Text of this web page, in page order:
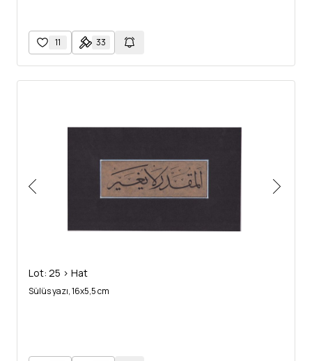
11 33
Lot: 25 > Hat
Sülüs yazı, 16x5,5 cm